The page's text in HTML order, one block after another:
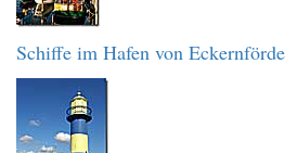
Schiffe im Hafen von Eckernförde